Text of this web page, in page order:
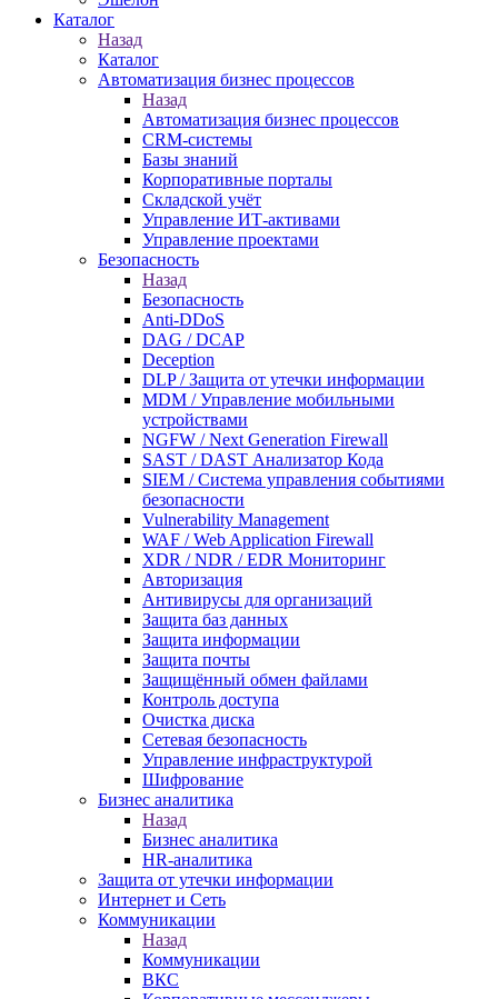
Каталог
Назад
Каталог
Автоматизация бизнес процессов
Назад
Автоматизация бизнес процессов
CRM-системы
Базы знаний
Корпоративные порталы
Складской учёт
Управление ИТ-активами
Управление проектами
Безопасность
Назад
Безопасность
Anti-DDoS
DAG / DCAP
Deception
DLP / Защита от утечки информации
MDM / Управление мобильными
устройствами
NGFW / Next Generation Firewall
SAST / DAST Анализатор Кода
SIEM / Система управления событиями
безопасности
Vulnerability Management
WAF / Web Application Firewall
XDR / NDR / EDR Мониторинг
Авторизация
Антивирусы для организаций
Защита баз данных
Защита информации
Защита почты
Защищённый обмен файлами
Контроль доступа
Очистка диска
Сетевая безопасность
Управление инфраструктурой
Шифрование
Бизнес аналитика
Назад
Бизнес аналитика
HR-аналитика
Защита от утечки информации
Интернет и Сеть
Коммуникации
Назад
Коммуникации
ВКС